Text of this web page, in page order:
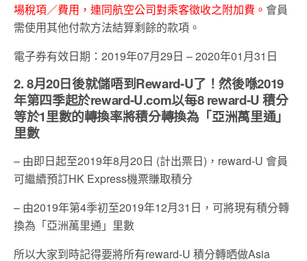
場稅項／費用，連同航空公司對乘客徵收之附加費。 會員
需使用其他付款方法結算剩餘的款項。
電子券有效日期：2019年07月29日 – 2020年01月31日
2. 8月20日後就儲唔到Reward-U了！然後喺2019
年第四季起於reward-U.com以每8 reward-U 積分
等於1里數的轉換率將積分轉換為「亞洲萬里通」
里數
– 由即日起至2019年8月20日 (計出票日)，reward-U 會員
可繼續預訂HK Express機票賺取積分
– 由2019年第4季初至2019年12月31日，可將現有積分轉
換為「亞洲萬里通」里數
所以大家到時記得要將所有reward-U 積分轉晒做Asia